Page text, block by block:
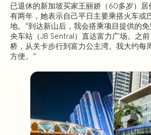
已退休的新加坡买家王丽娇（60多岁）居
有两年，她表示自己平日主要乘搭火车或
地。“到达新山后，我会搭乘项目提供的
央车站（JB Sentral）直达富力广场。之
桥，从关卡步行到富力公主湾。我大约每
方便。”